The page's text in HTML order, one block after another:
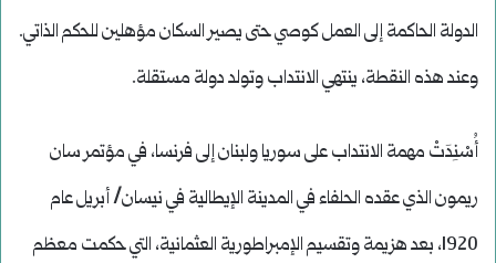
الدولة الحاكمة إلى العمل كوصي حتى يصير السكان مؤهلين للحكم الذاتي.
وعند هذه النقطة، ينتهي الانتداب وتولد دولة مستقلة.
أُسْنِدَتْ مهمة الانتداب على سوريا ولبنان إلى فرنسا، في مؤتمر سان
ريمون الذي عقده الحلفاء في المدينة الإيطالية في نيسان/ أبريل عام
1920، بعد هزيمة وتقسيم الإمبراطورية العثمانية، التي حكمت معظم